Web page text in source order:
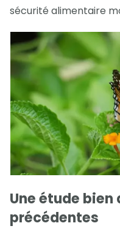
sécurité alimentaire
Une étude
précédentes